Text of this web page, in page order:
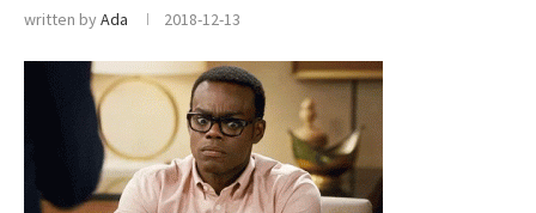
written byAda 2018-12-13